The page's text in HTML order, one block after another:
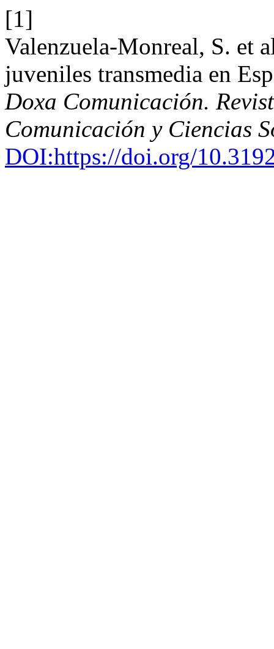
[1]
Valenzuela-Monreal, S. et
juveniles transmedia en
Doxa Comunicación.
Comunicación y Ciencias
DOI:https://doi.org/